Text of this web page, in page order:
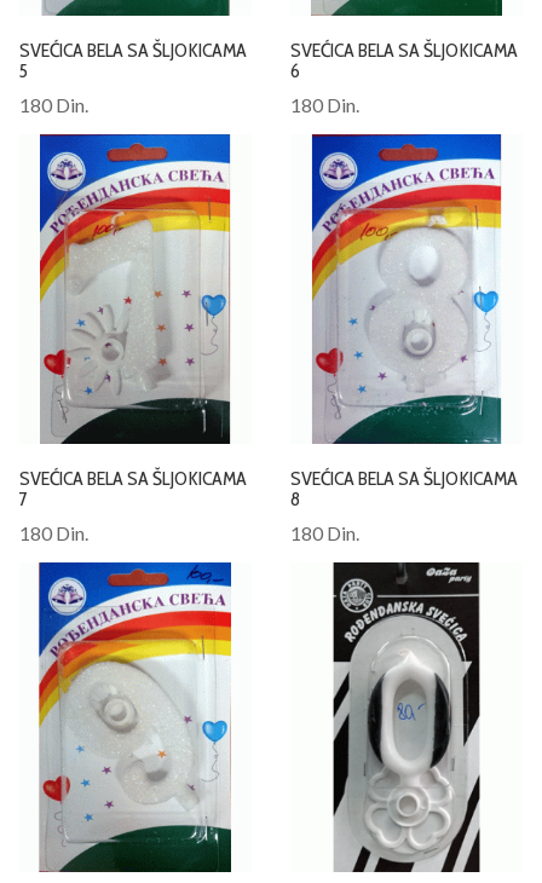
SVEĆICA BELA SA ŠLJOKICAMA
5
180 Din.
SVEĆICA BELA SA ŠLJOKICAMA
6
180 Din.
SVEĆICA BELA SA ŠLJOKICAMA
7
180 Din.
SVEĆICA BELA SA ŠLJOKICAMA
8
180 Din.